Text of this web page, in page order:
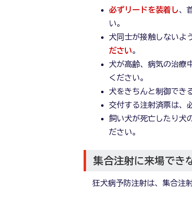
必ずリードを装着し、
い。
犬同士が接触しないよ
ださい。
犬が高齢、病気の治療
ください。
犬をきちんと制御でき
交付する注射済票は、
飼い犬が死亡したり犬
ださい。
集合注射に来場でき
狂犬病予防注射は、集合注